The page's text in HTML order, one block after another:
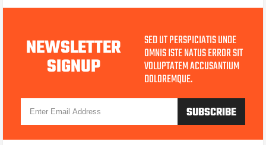
NEWSLETTER
SIGNUP
SED UT PERSPICIATIS UNDE
OMNIS ISTE NATUS ERROR SIT
VOLUPTATEM ACCUSANTIUM
DOLOREMQUE.